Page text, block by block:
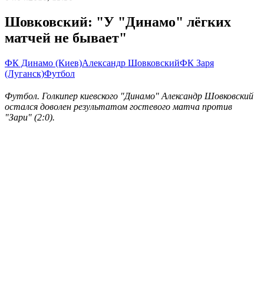
Шовковский: "У "Динамо" лёгких
матчей не бывает"
ФК Динамо (Киев)Александр ШовковскийФК Заря
(Луганск)Футбол
Футбол. Голкипер киевского "Динамо" Александр Шовковский
остался доволен результатом гостевого матча против
"Зари" (2:0).